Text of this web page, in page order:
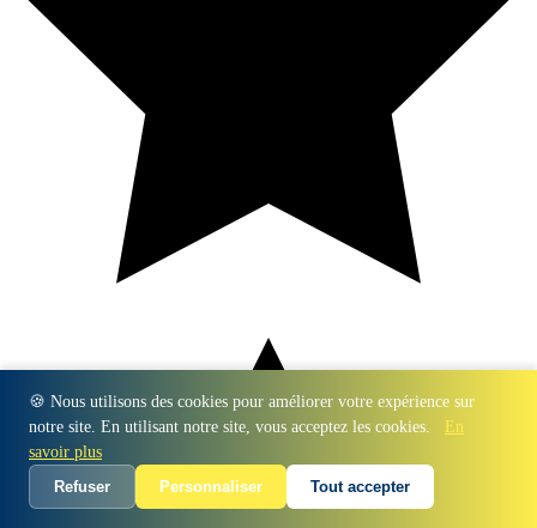
🍪 Nous utilisons des cookies pour améliorer votre expérience sur
notre site. En utilisant notre site, vous acceptez les cookies.
En
savoir plus
Refuser
Personnaliser Tout accepter